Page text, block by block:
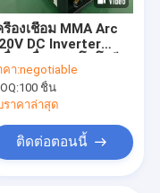
รื่องเชื่อม MMA Arc
DC Inverter
คา:negotiable
100 ชิ้น
ราคาล่าสุด
ติดต่อตอนนี้